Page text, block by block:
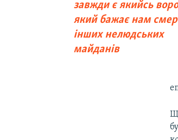
завжди є якийсь
який бажає нам
інших нелюдських
майданів